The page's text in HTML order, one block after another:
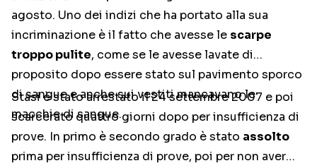
agosto. Uno dei indizi che ha portato alla sua
incriminazione è il fatto che avesse le scarpe
troppo pulite, come se le avesse lavate di
proposito dopo essere stato sul pavimento sporco
di sangue e anche sui vestiti mancavano le
macchie di sangue.
Stasi è stato arrestato il 24 settembre 2007 e poi
scarcerato quattro giorni dopo per insufficienza di
prove. In primo è secondo grado è stato assolto
prima per insufficienza di prove, poi per non aver